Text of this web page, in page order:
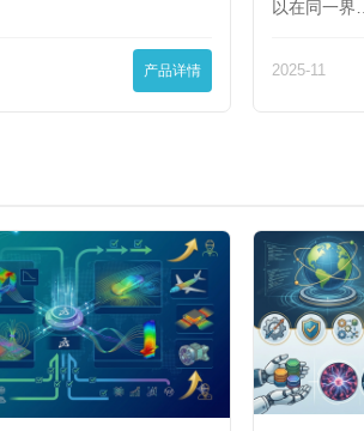
产品详情
以在同一界…
2025-11